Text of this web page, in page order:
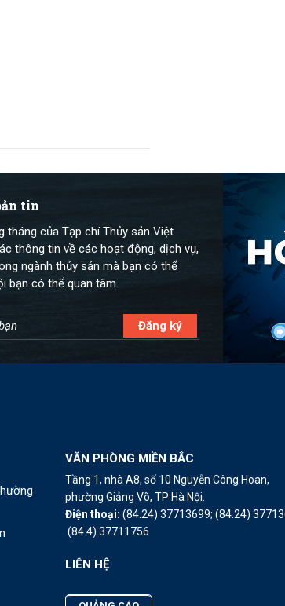
tin
tháng của Tạp chí Thủy sản Việt
thông tin về các hoạt động, dịch vụ,
ngành thủy sản mà bạn có thể
bạn có thể quan tâm.
VĂN PHÒNG MIỀN BẮC
Tầng 1, nhà A8, số 10 Nguyễn Công Hoan,
phường Giảng Võ, TP Hà Nội.
Điện thoại:(84.24) 37713699;(84.24)
(84.4) 37711756
LIÊN HỆ